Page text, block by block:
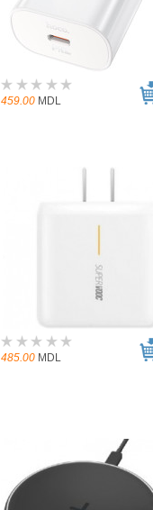
459.00 MDL
485.00 MDL